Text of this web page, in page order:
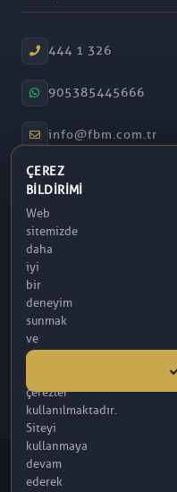
444 1 326
905385445666
info@fbm.com.tr
08:30 – 17:30
Atakum / Samsun
© 2026 FBM. Tüm hakları
Sağlanmaktadır.
ÇEREZ
BILDIRIMI
Web
sitemizde
daha
iyi
bir
deneyim
sunmak
ve
analitik
çerezler
kullanılmaktadır.
Siteyi
kullanmaya
devam
ederek